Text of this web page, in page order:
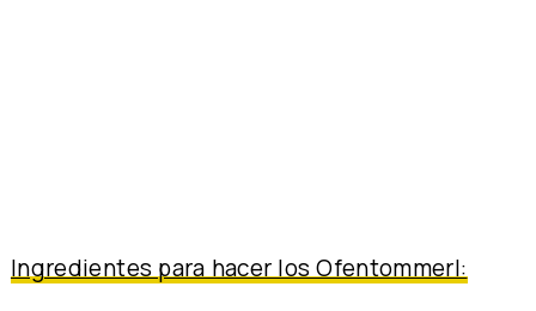
Ingredientes para hacer los Ofentommerl: